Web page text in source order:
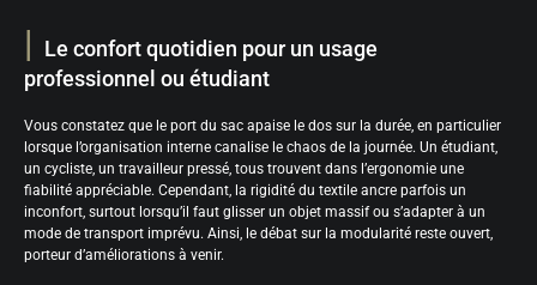
Le confort quotidien pour un usage
professionnel ou étudiant
Vous constatez que le port du sac apaise le dos sur la durée, en particulier
lorsque l’organisation interne canalise le chaos de la journée. Un étudiant,
un cycliste, un travailleur pressé, tous trouvent dans l’ergonomie une
fiabilité appréciable. Cependant, la rigidité du textile ancre parfois un
inconfort, surtout lorsqu’il faut glisser un objet massif ou s’adapter à un
mode de transport imprévu. Ainsi, le débat sur la modularité reste ouvert,
porteur d’améliorations à venir.